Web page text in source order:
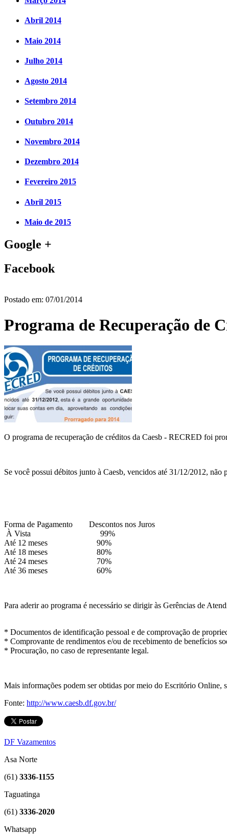
Abril 2014
Maio 2014
Julho 2014
Agosto 2014
Setembro 2014
Outubro 2014
Novembro 2014
Dezembro 2014
Fevereiro 2015
Abril 2015
Maio de 2015
Google +
Facebook
Postado em: 07/01/2014
Programa de Recuperação de
O programa de recuperação de créditos da Caesb - RECRED foi
Se você possui débitos junto à Caesb, vencidos até 31/12/2012,
Forma de Pagamento Descontos nos Juros
À Vista 99%
Até 12 meses 90%
Até 18 meses 80%
Até 24 meses 70%
Até 36 meses 60%
Para aderir ao programa é necessário se dirigir às Gerências de
* Documentos de identificação pessoal e de comprovação de
* Comprovante de rendimentos e/ou de recebimento de benefícios
* Procuração, no caso de representante legal.
Mais informações podem ser obtidas por meio do Escritório Online,
Fonte: http://www.caesb.df.gov.br/
DF Vazamentos
Asa Norte
(61) 3336-1155
Taguatinga
(61) 3336-2020
Whatsapp